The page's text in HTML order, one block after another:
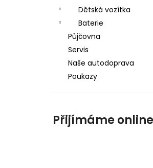
Dětská vozítka
Baterie
Půjčovna
Servis
Naše autodoprava
Poukazy
Přijímáme